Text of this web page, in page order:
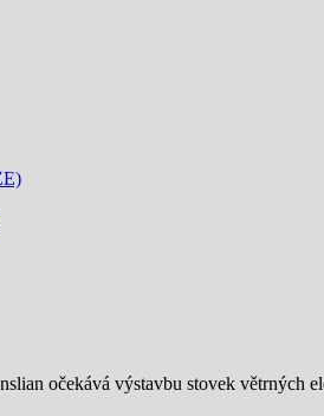
očekává výstavbu stovek větrných